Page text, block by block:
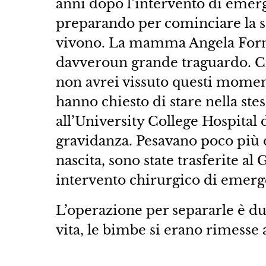
anni dopo l’intervento di
preparando per cominciare la
vivono. La mamma Angela
davveroun grande traguardo.
non avrei vissuto questi
hanno chiesto di stare nella
all’University College
gravidanza. Pesavano poco
nascita, sono state trasferite
intervento chirurgico di
L’operazione per separarle è
vita, le bimbe si erano rimesse